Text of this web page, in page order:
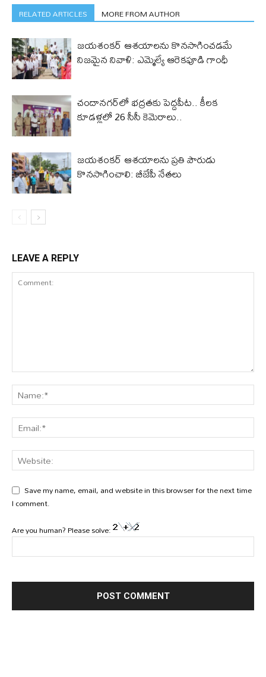
RELATED ARTICLES MORE FROM AUTHOR
జయశంకర్ ఆశయాలను కొనసాగించడమే
నిజమైన నివాళి: ఎమ్మెల్యే ఆరెక‌పూడి గాంధీ
చందానగర్‌లో భద్రతకు పెద్దపీట.. కీలక
కూడళ్లలో 26 సీసీ కెమెరాలు..
జయశంకర్ ఆశయాలను ప్రతి పౌరుడు
కొనసాగించాలి: బీజేపీ నేతలు
LEAVE A REPLY
Save my name, email, and website in this browser for the next time
I comment.
Are you human? Please solve: